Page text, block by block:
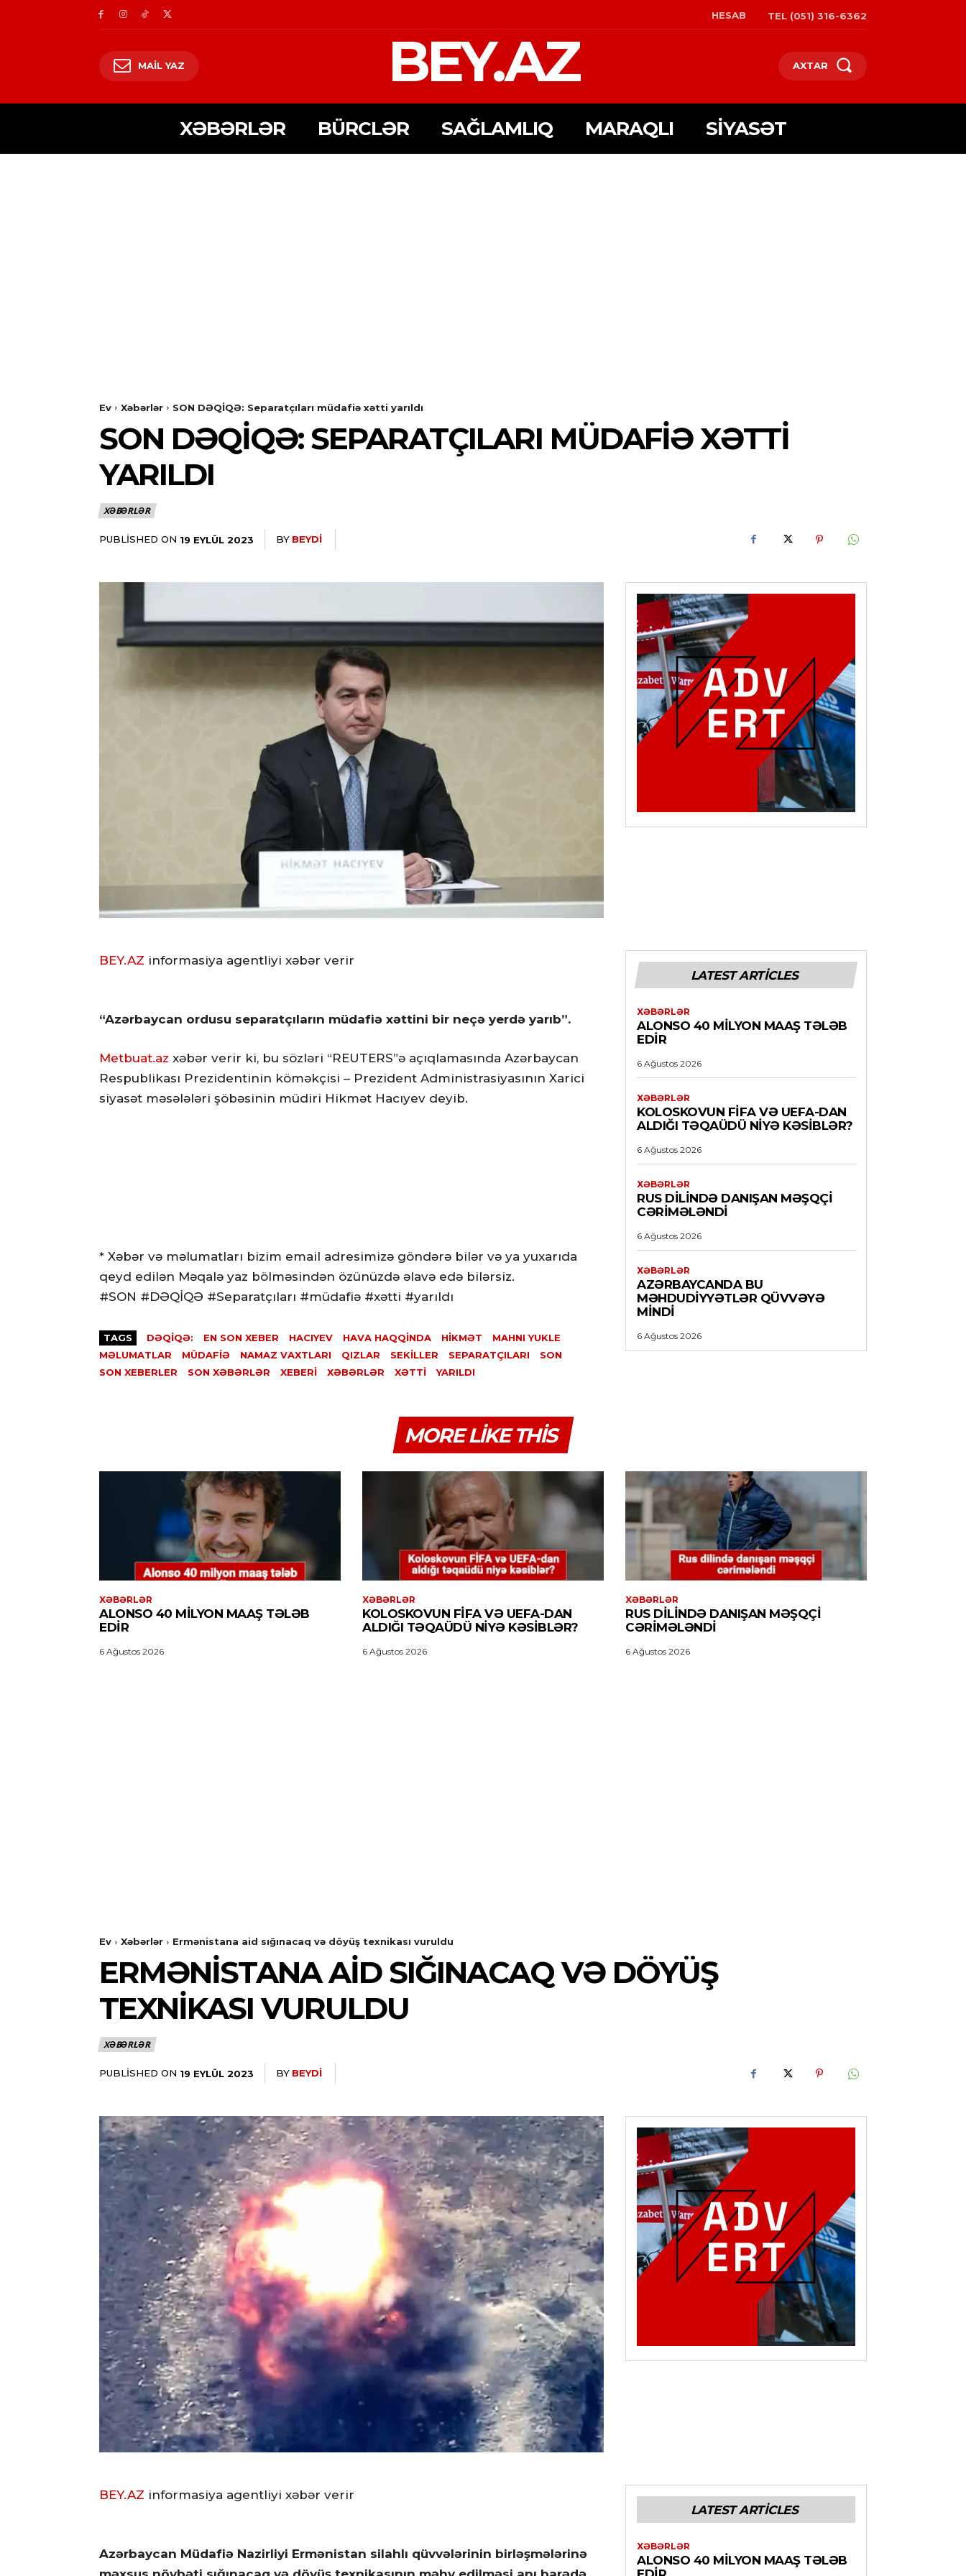
HESAB TEL (051) 316-6362
MAIL YAZ BEY.AZ AXTAR
XƏBƏRLƏR BÜRCLƏR SAĞLAMLIQ MARAQLI SIYASƏT
Ev Xəbərlər SON DƏQİQƏ: Separatçıları müdafiə xətti yarıldı
SON DƏQİQƏ: SEPARATÇILARI MÜDAFIƏ XƏTTI
YARILDI
XƏBƏRLƏR
PUBLISHED ON 19 EYLÜL 2023 BY BEYDI
BEY.AZ informasiya agentliyi xəbər verir
“Azərbaycan ordusu separatçıların müdafiə xəttini bir neçə yerdə yarıb”.
Metbuat.az xəbər verir ki, bu sözləri “REUTERS”ə açıqlamasında Azərbaycan
Respublikası Prezidentinin köməkçisi – Prezident Administrasiyasının Xarici
siyasət məsələləri şöbəsinin müdiri Hikmət Hacıyev deyib.
* Xəbər və məlumatları bizim email adresimizə göndərə bilər və ya yuxarıda
qeyd edilən Məqalə yaz bölməsindən özünüzdə əlavə edə bilərsiz.
#SON #DƏQİQƏ #Separatçıları #müdafiə #xətti #yarıldı
TAGS DƏQİQƏ: EN SON XEBER HACIYEV HAVA HAQQINDA HIKMƏT
MAHNI YUKLE
MƏLUMATLAR
MÜDAFIƏ NAMAZ VAXTLARI QIZLAR SEKILLER SEPARATÇILARI
SON
SON XEBERLER
SON XƏBƏRLƏR XEBERI XƏBƏRLƏR XƏTTI YARILDI
LATEST ARTICLES
XƏBƏRLƏR
ALONSO 40 MILYON MAAŞ TƏLƏB
EDIR
6 Ağustos 2026
XƏBƏRLƏR
KOLOSKOVUN FİFA VƏ UEFA-DAN
ALDIĞI TƏQAÜDÜ NIYƏ KƏSIBLƏR?
6 Ağustos 2026
XƏBƏRLƏR
RUS DILINDƏ DANIŞAN MƏŞQÇI
CƏRIMƏLƏNDI
6 Ağustos 2026
XƏBƏRLƏR
AZƏRBAYCANDA BU
MƏHDUDIYYƏTLƏR QÜVVƏYƏ
MINDI
6 Ağustos 2026
MORE LIKE THIS
XƏBƏRLƏR
ALONSO 40 MILYON MAAŞ TƏLƏB
EDIR
6 Ağustos 2026
XƏBƏRLƏR
KOLOSKOVUN FİFA VƏ UEFA-DAN
ALDIĞI TƏQAÜDÜ NIYƏ KƏSIBLƏR?
6 Ağustos 2026
XƏBƏRLƏR
RUS DILINDƏ DANIŞAN MƏŞQÇI
CƏRIMƏLƏNDI
6 Ağustos 2026